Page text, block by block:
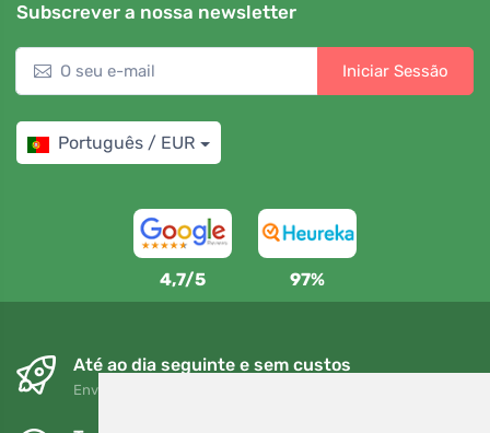
Subscrever a nossa newsletter
Iniciar Sessão
Português / EUR
4,7/5 97%
Até ao dia seguinte e sem custos
Envio gratuito para encomendas superiores a 80 EUR